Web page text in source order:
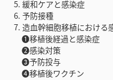
5. 緩和ケアと感染症
6. 予防接種
7. 造血幹細胞移植における
❶移植後経過と感染症
❷感染対策
❸予防投与
❹移植後ワクチン